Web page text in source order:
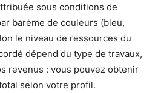
sous conditions de
barème de couleurs (bleu,
le niveau de ressources du
dépend du type de travaux,
revenus : vous pouvez obtenir
selon votre profil.